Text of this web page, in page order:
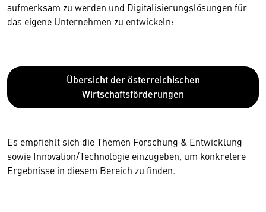
aufmerksam zu werden und Digitalisierungslösungen für
das eigene Unternehmen zu entwickeln:
Übersicht der österreichischen
Wirtschaftsförderungen
Es empfiehlt sich die Themen Forschung & Entwicklung
sowie Innovation/Technologie einzugeben, um konkretere
Ergebnisse in diesem Bereich zu finden.